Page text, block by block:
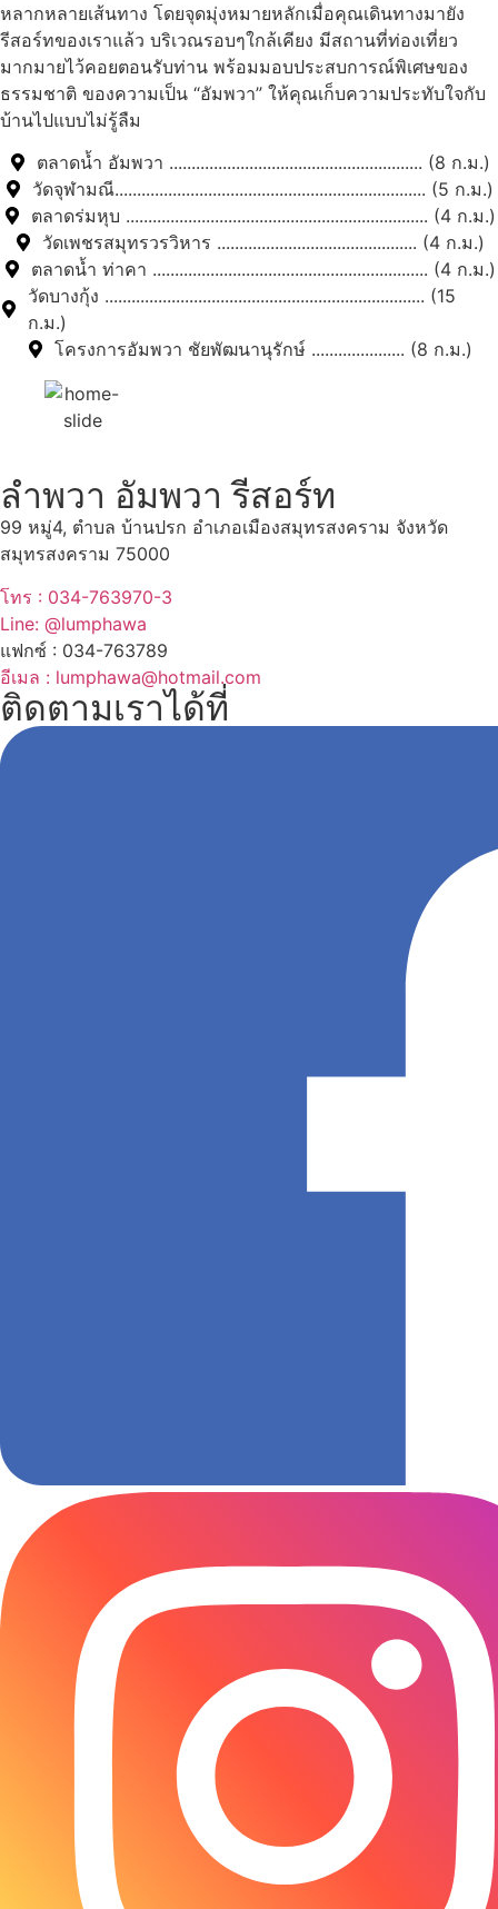
หลากหลายเส้นทาง โดยจุดมุ่งหมายหลักเมื่อคุณเดินทางมายัง
รีสอร์ทของเราแล้ว บริเวณรอบๆใกล้เคียง มีสถานที่ท่องเที่ยว
มากมายไว้คอยตอนรับท่าน พร้อมมอบประสบการณ์พิเศษของ
ธรรมชาติ ของความเป็น “อัมพวา” ให้คุณเก็บความประทับใจกับ
บ้านไปแบบไม่รู้ลืม
ตลาดน้ำ อัมพวา ......................................................... (8 ก.ม.)
วัดจุฬามณี...................................................................... (5 ก.ม.)
ตลาดร่มหุบ .................................................................... (4 ก.ม.)
วัดเพชรสมุทรวรวิหาร ............................................. (4 ก.ม.)
ตลาดน้ำ ท่าคา .............................................................. (4 ก.ม.)
วัดบางกุ้ง ........................................................................ (15
ก.ม.)
โครงการอัมพวา ชัยพัฒนานุรักษ์ ..................... (8 ก.ม.)
ลำพวา อัมพวา รีสอร์ท
99 หมู่4, ตำบล บ้านปรก อำเภอเมืองสมุทรสงคราม จังหวัด
สมุทรสงคราม 75000
โทร : 034-763970-3
Line: @lumphawa
แฟกซ์ : 034-763789
อีเมล : lumphawa@hotmail.com
ติดตามเราได้ที่